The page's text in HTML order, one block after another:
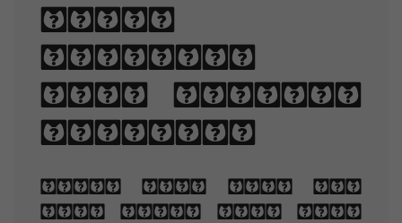
line-
spacing,
and letter-
spacing.
When you are old
and grey and full